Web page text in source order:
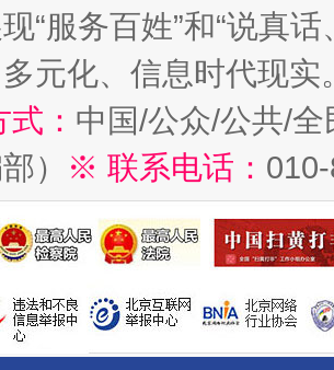
“服务百姓”和“说真
元化、信息时代现实
： 中国/公众/公共/
）
※ 联系电话：